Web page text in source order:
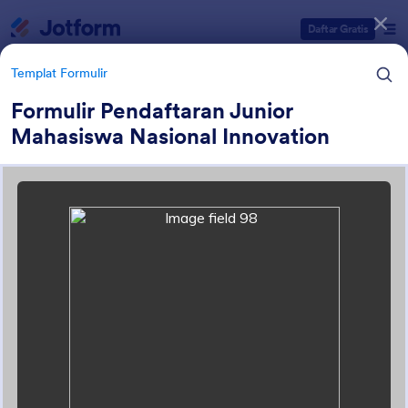
Daftar Gratis
Templat Formulir
Formulir Pendaftaran Junior
Mahasiswa Nasional Innovation
Formulir Pendaftaran
Kategori Templat Formulir